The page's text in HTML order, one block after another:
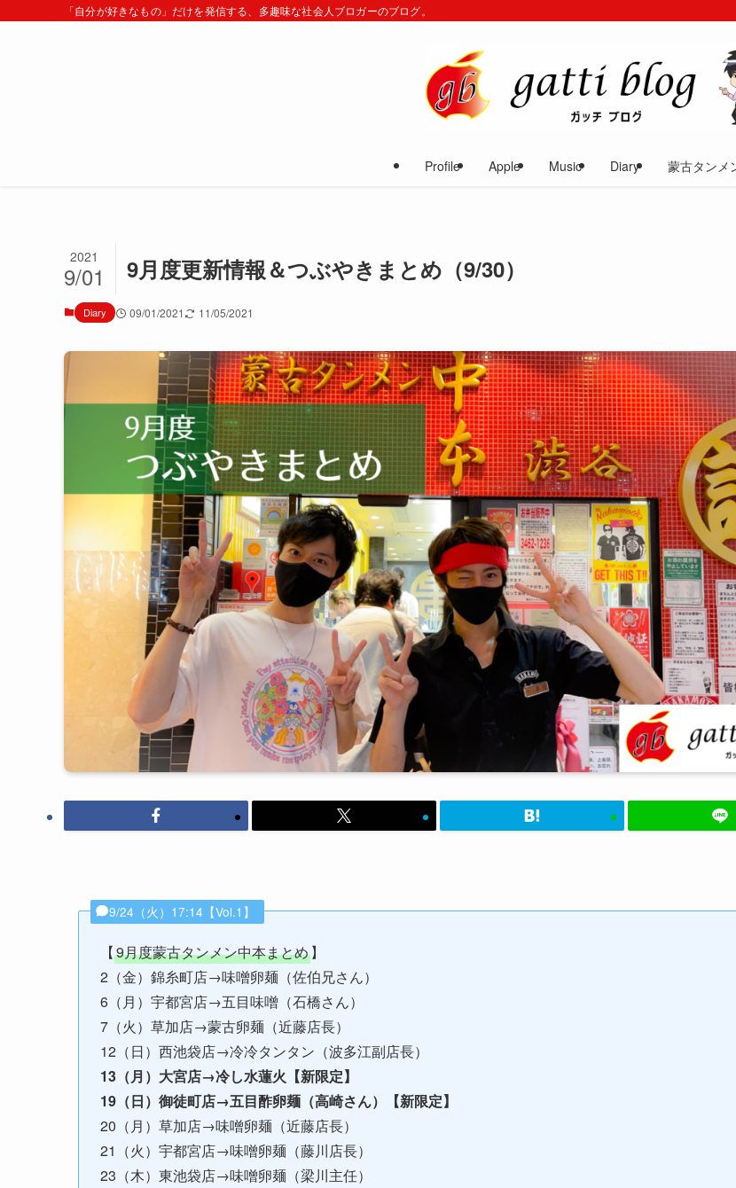
「自分が好きなもの」だけを発信する、多趣味な社会人ブロガーのブログ。
Profile Apple Music Diary 蒙古タンメ
9月度更新情報＆つぶやきまとめ（9/30）
2021
9/01
Diary 09/01/2021 11/05/2021
9/24（火）17:14【Vol.1】
【9月度蒙古タンメン中本まとめ】
2（金）錦糸町店→味噌卵麺（佐伯兄さん）
6（月）宇都宮店→五目味噌（石橋さん）
7（火）草加店→蒙古卵麺（近藤店長）
12（日）西池袋店→冷冷タンタン（波多江副店長）
13（月）大宮店→冷し水蓮火【新限定】
19（日）御徒町店→五目酢卵麺（高崎さん）【新限定】
20（月）草加店→味噌卵麺（近藤店長）
21（火）宇都宮店→味噌卵麺（藤川店長）
23（木）東池袋店→味噌卵麺（梁川主任）